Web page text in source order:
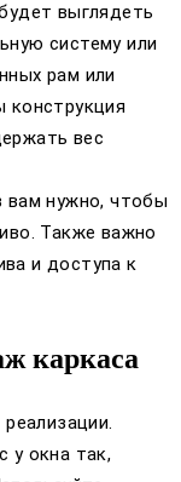
выглядеть
систему или
рам или
конструкция
вес
вам нужно, чтобы
Также важно
и доступа к
каркаса
у окна так,